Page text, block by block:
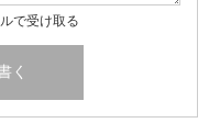
で受け取る